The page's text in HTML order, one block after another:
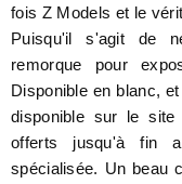
fois Z Models et le
Puisqu'il s'agit de
remorque pour
Disponible en blanc,
disponible sur le
offerts jusqu'à fin
spécialisée. Un beau